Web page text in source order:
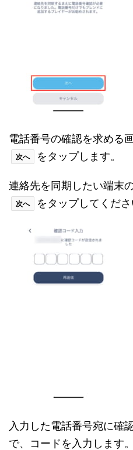
電話番号の確認を求める
次へ をタップします。
連絡先を同期したい端末
次へ をタップしてくださ
入力した電話番号宛に確
で、コードを入力します。